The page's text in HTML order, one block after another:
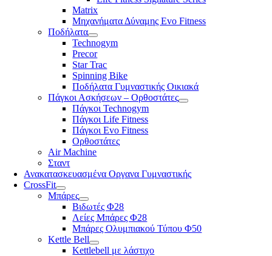
Matrix
Μηχανήματα Δύναμης Evo Fitness
Ποδήλατα
Technogym
Precor
Star Trac
Spinning Bike
Ποδήλατα Γυμναστικής Οικιακά
Πάγκοι Ασκήσεων – Ορθοστάτες
Πάγκοι Technogym
Πάγκοι Life Fitness
Πάγκοι Evo Fitness
Ορθοστάτες
Air Machine
Σταντ
Ανακατασκευασμένα Οργανα Γυμναστικής
CrossFit
Μπάρες
Βιδωτές Φ28
Λείες Μπάρες Φ28
Μπάρες Ολυμπιακού Τύπου Φ50
Kettle Bell
Kettlebell με λάστιχο